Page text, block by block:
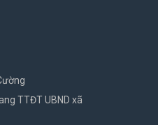
TTĐT UBND xã